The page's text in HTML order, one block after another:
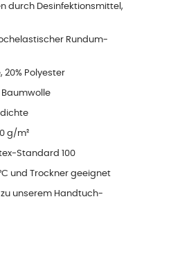
durch Desinfektionsmittel,
Rundum-
20% Polyester
g/m²
Standard 100
und Trockner geeignet
unserem Handtuch-